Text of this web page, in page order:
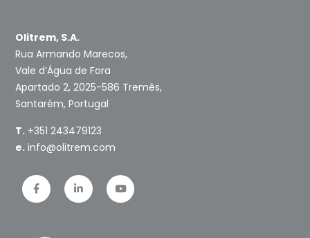
Olitrem, S.A.
Rua Armando Marecos,
Vale d’Água de Fora
Apartado 2, 2025-586 Tremês,
Santarém, Portugal
T. +351 243479123
e. info@olitrem.com